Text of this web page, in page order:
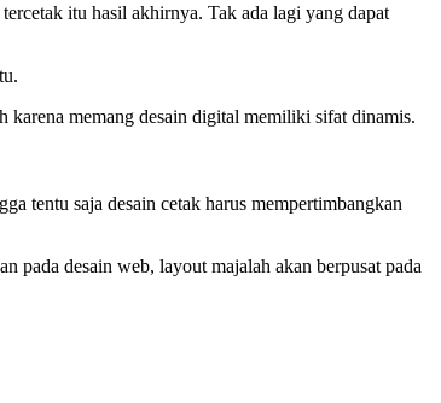
itu hasil akhirnya. Tak ada lagi yang dapat
karena memang desain digital memiliki sifat dinamis.
tentu saja desain cetak harus mempertimbangkan
pada desain web, layout majalah akan berpusat pada